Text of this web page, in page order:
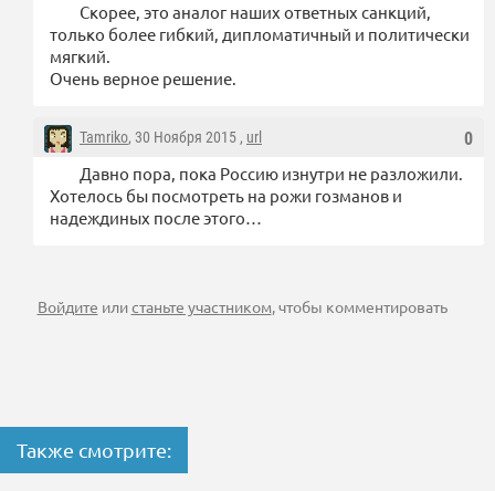
Скорее, это аналог наших ответных санкций,
только более гибкий, дипломатичный и политически
мягкий.
Очень верное решение.
0
Tamriko, 30 Ноября 2015 , url
Давно пора, пока Россию изнутри не разложили.
Хотелось бы посмотреть на рожи гозманов и
надеждиных после этого…
Войдите илистаньте участником, чтобы комментировать
Также смотрите: